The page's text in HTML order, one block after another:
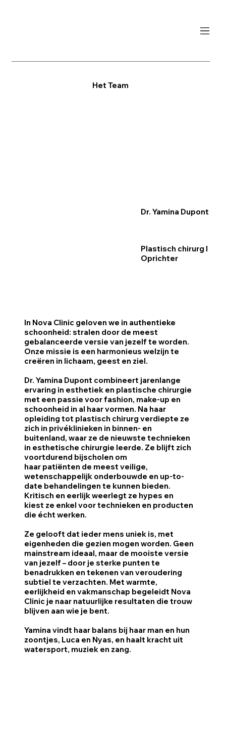
Het Team
Dr. Yamina Dupont
Plastisch chirurg l
Oprichter
In Nova Clinic geloven we in authentieke
schoonheid: stralen door de meest
gebalanceerde versie van jezelf te worden.
Onze missie is een harmonieus welzijn te
creëren in lichaam, geest en ziel.
Dr. Yamina Dupont combineert jarenlange
ervaring in esthetiek en plastische chirurgie
met een passie voor fashion, make-up en
schoonheid in al haar vormen. Na haar
opleiding tot plastisch chirurg verdiepte ze
zich in privéklinieken in binnen- en
buitenland, waar ze de nieuwste technieken
in esthetische chirurgie leerde. Ze blijft zich
voortdurend bijscholen om
haar patiënten de meest veilige,
wetenschappelijk onderbouwde en up-to-
date behandelingen te kunnen bieden.
Kritisch en eerlijk weerlegt ze hypes en
kiest ze enkel voor technieken en producten
die écht werken.
Ze gelooft dat ieder mens uniek is, met
eigenheden die gezien mogen worden. Geen
mainstream ideaal, maar de mooiste versie
van jezelf – door je sterke punten te
benadrukken en tekenen van veroudering
subtiel te verzachten. Met warmte,
eerlijkheid en vakmanschap begeleidt Nova
Clinic je naar natuurlijke resultaten die trouw
blijven aan wie je bent.
Yamina vindt haar balans bij haar man en hun
zoontjes, Luca en Nyas, en haalt kracht uit
watersport, muziek en zang.